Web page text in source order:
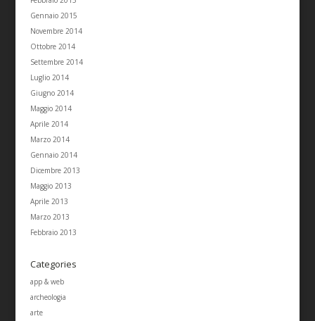
Gennaio 2015
Novembre 2014
Ottobre 2014
Settembre 2014
Luglio 2014
Giugno 2014
Maggio 2014
Aprile 2014
Marzo 2014
Gennaio 2014
Dicembre 2013
Maggio 2013
Aprile 2013
Marzo 2013
Febbraio 2013
Categories
app & web
archeologia
arte